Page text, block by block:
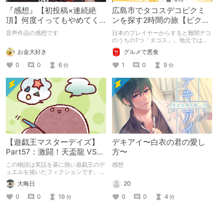
『感想』【初投稿×連続絶
頂】何度イってもやめてく
れない嫉妬彼氏に激責めさ
音声作品の感想です
お金大好き
0
0 6 分
広島市でタコスデコピクミ
ンを探す2時間の旅【ピクミ
ンブルーム / Pikmin
Bloom】
日本のプレイヤーからすると難関デコ
のうちの1つ「タコス」。地元では見
つけられなかった男が広島で探す旅を
お送りします。ねくすと5月のテーマ
「お出かけの記録」。
グルメで悪食
1
0 9 分
【遊戯王マスターデイズ】
Part57：激闘！天盃龍 VS
千年D【架空デュエル】
この物語は実話を基に熱い遊戯王のデ
ュエルを描いたフィクションです。
（自分用メモ：2025-05-14）
大晦日
0
0 16 分
デキアイ〜白衣の君の愛し
方〜
感想
20
0
0 4 分